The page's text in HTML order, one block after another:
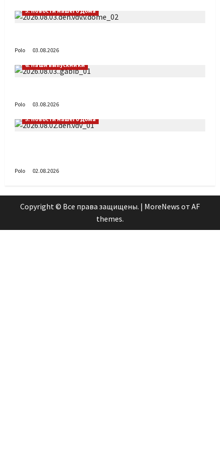
5. Новости нашего Дома
Polo
03.08.2026
6. Наши выпускники
Polo
03.08.2026
5. Новости нашего Дома
Polo 02.08.2026
Copyright © Все права защищены. | MoreNews от AF
themes.